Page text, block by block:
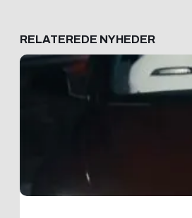
RELATEREDE NYHEDER